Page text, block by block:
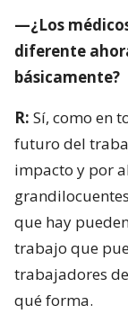
—¿Los
diferente
básicamente?
R: Sí, como en
futuro del
impacto y por
que hay
trabajo que
trabajadores
qué forma.